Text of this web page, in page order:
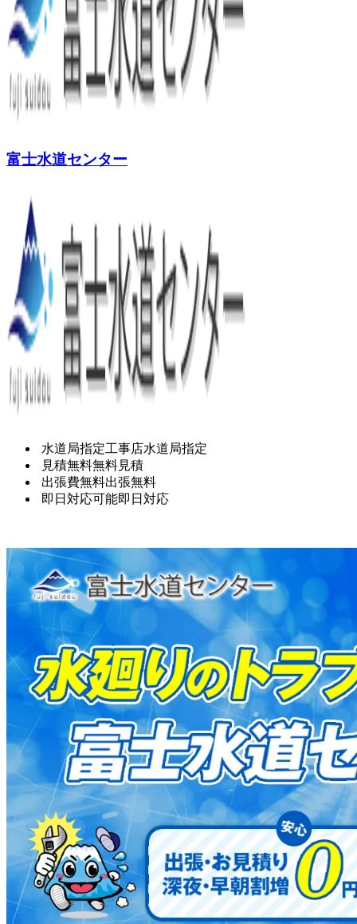
富士水道センター
水道局指定工事店水道局指定
見積無料無料見積
出張費無料出張無料
即日対応可能即日対応